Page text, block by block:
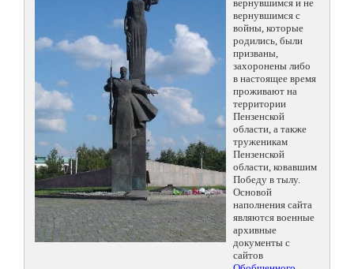
вернувшимся и не
вернувшимся с
войны, которые
родились, были
призваны,
захоронены либо
в настоящее время
проживают на
территории
Пензенской
области, а также
труженикам
Пензенской
области, ковавшим
Победу в тылу.
Основой
наполнения сайта
являются военные
архивные
документы с
сайтов